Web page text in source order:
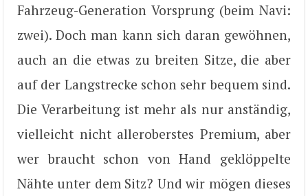
Fahrzeug-Generation Vorsprung (beim Navi:
zwei). Doch man kann sich daran gewöhnen,
auch an die etwas zu breiten Sitze, die aber
auf der Langstrecke schon sehr bequem sind.
Die Verarbeitung ist mehr als nur anständig,
vielleicht nicht alleroberstes Premium, aber
wer braucht schon von Hand geklöppelte
Nähte unter dem Sitz? Und wir mögen dieses